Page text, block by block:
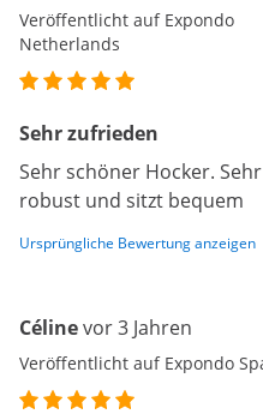
Veröffentlicht auf Expondo
Netherlands
Sehr zufrieden
Sehr schöner Hocker.
robust und sitzt bequem
Ursprüngliche Bewertung anzeigen
Célinevor 3 Jahren
Veröffentlicht auf Expondo